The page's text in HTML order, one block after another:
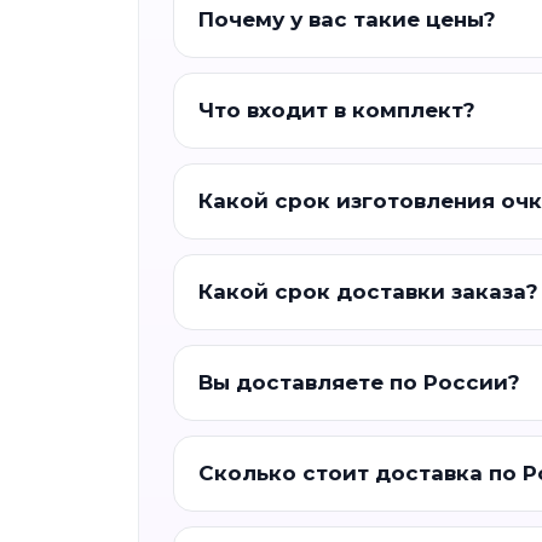
Почему у вас такие цены?
Что входит в комплект?
Какой срок изготовления
Какой срок доставки заказа?
Вы доставляете по России?
Сколько стоит доставка по